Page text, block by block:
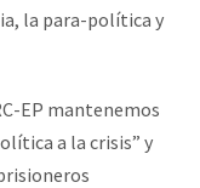
la para-política y
EP mantenemos
a la crisis” y